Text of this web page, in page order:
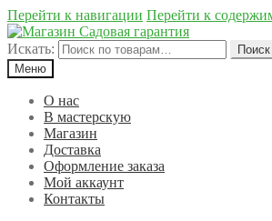
Перейти к навигации Перейти к
Искать:
Поиск
Меню
О нас
В мастерскую
Магазин
Доставка
Оформление заказа
Мой аккаунт
Контакты